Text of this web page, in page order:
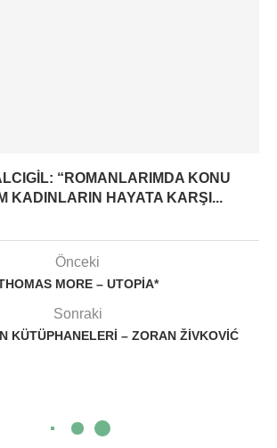
“ROMANLARIMDA KONU
KADINLARIN HAYATA KARŞI...
Önceki
MORE – UTOPIA*
Sonraki
KÜTÜPHANELERI – ZORAN ŽIVKOVIĆ